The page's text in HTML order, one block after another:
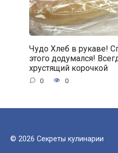
Чудо Хлеб в рукаве!
этого додумался!
хрустящий корочкой
0 0
© 2026 Секреты кулинарии